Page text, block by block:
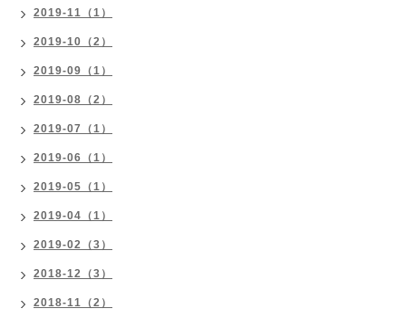
2019-11（1）
2019-10（2）
2019-09（1）
2019-08（2）
2019-07（1）
2019-06（1）
2019-05（1）
2019-04（1）
2019-02（3）
2018-12（3）
2018-11（2）